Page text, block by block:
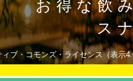
お得な飲
ス
ブ・コモンズ・ライセンス（表